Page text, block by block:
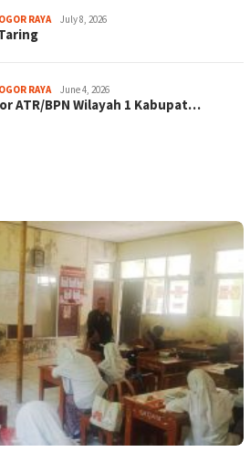
RAYA July 8, 2026
RAYA June 4, 2026
ATR/BPN Wilayah 1 Kabupat…